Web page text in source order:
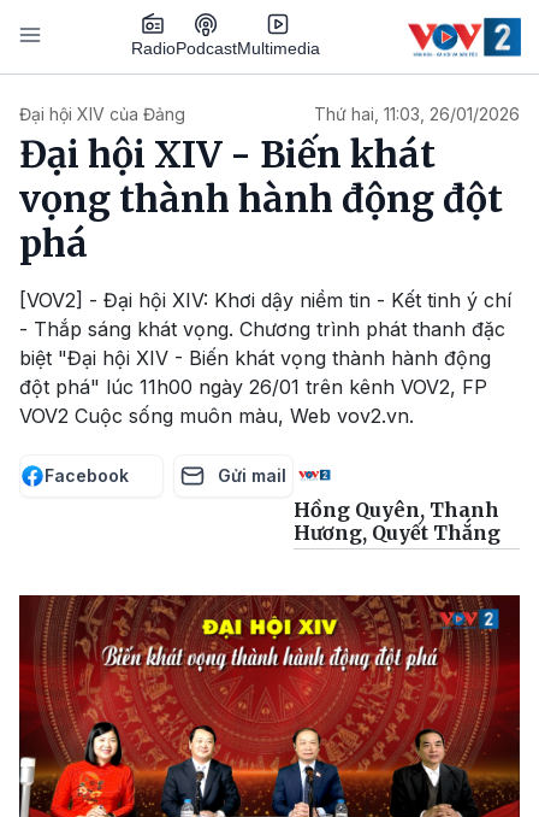
Nhảy đến nội dung
RadioPodcastMultimedia
Đại hội XIV của Đảng Thứ hai, 11:03, 26/01/2026
Đại hội XIV - Biến khát
vọng thành hành động đột
phá
[VOV2] - Đại hội XIV: Khơi dậy niềm tin - Kết tinh ý chí
- Thắp sáng khát vọng. Chương trình phát thanh đặc
biệt "Đại hội XIV - Biến khát vọng thành hành động
đột phá" lúc 11h00 ngày 26/01 trên kênh VOV2, FP
VOV2 Cuộc sống muôn màu, Web vov2.vn.
Facebook Gửi mail
Hồng Quyên, Thanh
Hương, Quyết Thắng